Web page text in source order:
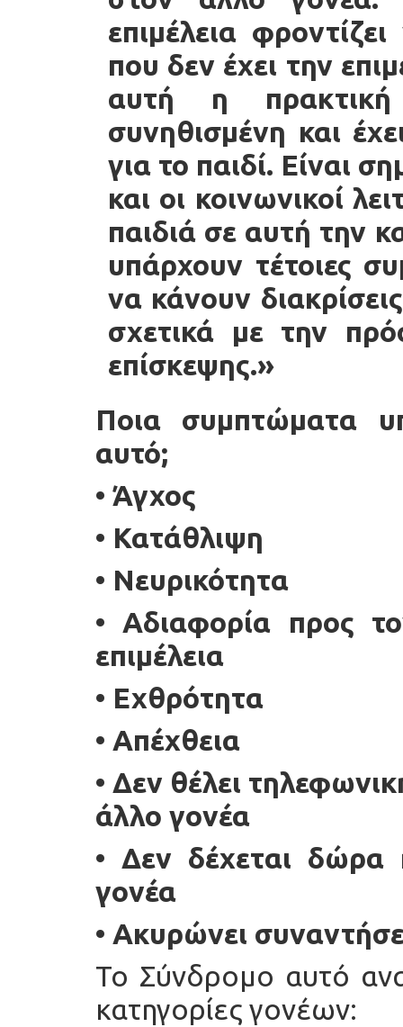
επιμέλεια
που δεν έχει την
αυτή η
συνηθισμένη και
για το παιδί. Είναι
και οι κοινωνικοί
παιδιά σε αυτή την
υπάρχουν τέτοιες
να κάνουν
σχετικά με την
επίσκεψης.»
Ποια συμπτώματα
αυτό;
• Άγχος
• Κατάθλιψη
• Νευρικότητα
• Αδιαφορία προς
επιμέλεια
• Εχθρότητα
• Απέχθεια
• Δεν θέλει
άλλο γονέα
• Δεν δέχεται δώρα
γονέα
• Ακυρώνει
Το Σύνδρομο αυτό
κατηγορίες γονέων: